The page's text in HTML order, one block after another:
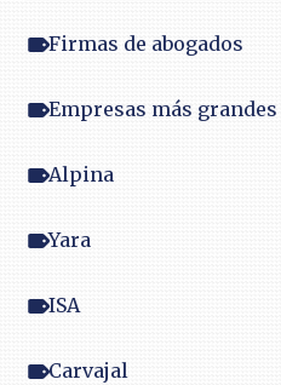
Firmas de abogados
Empresas más
Alpina
Yara
ISA
Carvajal